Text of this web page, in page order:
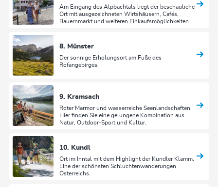
Am Eingang des Alpbachtals liegt der beschauliche
Ort mit ausgezeichneten Wirtshäusern, Cafés,
Bauernmarkt und weiteren Einkaufsmöglichkeiten.
8. Münster
Der sonnige Erholungsort am Fuße des
Rofangebirges.
9. Kramsach
Roter Marmor und wasserreiche Seenlandschaften.
Hier finden Sie eine gelungene Kombination aus
Natur, Outdoor-Sport und Kultur.
10. Kundl
Ort im Inntal mit dem Highlight der Kundler Klamm.
Eine der schönsten Schluchtenwanderungen
Österreichs.